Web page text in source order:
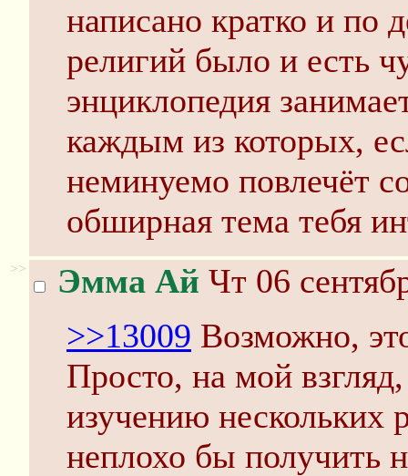
написано кратко и по
религий было и есть
энциклопедия
каждым из которых,
неминуемо повлечёт
обширная тема тебя
>> Эмма Ай Чт 06
>>13009 Возможно,
Просто, на мой
изучению нескольких
неплохо бы получить